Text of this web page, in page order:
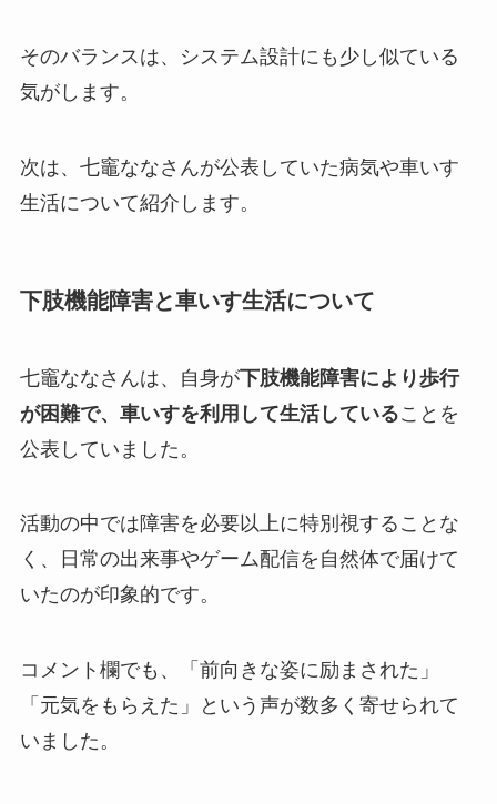
そのバランスは、システム設計にも少し似ている
気がします。
次は、七竈ななさんが公表していた病気や車いす
生活について紹介します。
下肢機能障害と車いす生活について
七竈ななさんは、自身が下肢機能障害により歩行
が困難で、車いすを利用して生活していることを
公表していました。
活動の中では障害を必要以上に特別視することな
く、日常の出来事やゲーム配信を自然体で届けて
いたのが印象的です。
コメント欄でも、「前向きな姿に励まされた」
「元気をもらえた」という声が数多く寄せられて
いました。